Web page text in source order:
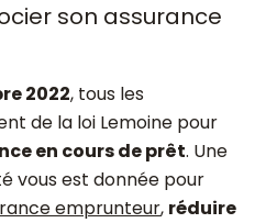
son assurance
2022, tous les
de la loi Lemoine pour
en cours de prêt. Une
vous est donnée pour
emprunteur, réduire